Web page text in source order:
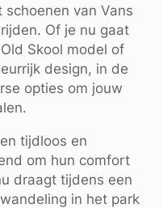
van Vans
Of je nu gaat
Skool model of
design, in de
opties om jouw
tijdloos en
om hun comfort
draagt tijdens een
in het park